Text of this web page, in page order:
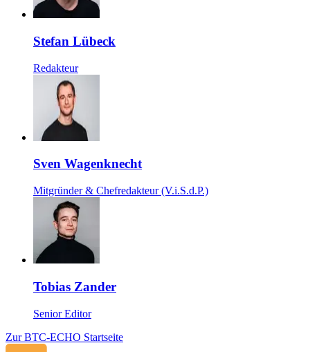
Stefan Lübeck
Redakteur
Sven Wagenknecht
Mitgründer & Chefredakteur (V.i.S.d.P.)
Tobias Zander
Senior Editor
Zur BTC-ECHO Startseite